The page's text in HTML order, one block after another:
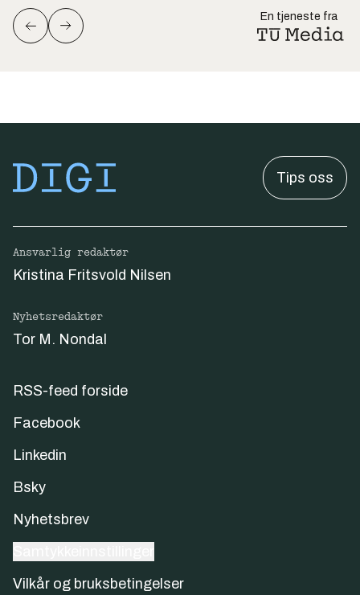
En tjeneste fra
Tips oss
Ansvarlig redaktør
Kristina Fritsvold Nilsen
Nyhetsredaktør
Tor M. Nondal
RSS-feed forside
Facebook
Linkedin
Bsky
Nyhetsbrev
Vilkår og bruksbetingelser